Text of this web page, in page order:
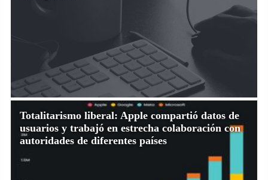
Totalitarismo liberal: Apple compartió datos de
usuarios y trabajó en estrecha colaboración con
autoridades de diferentes países